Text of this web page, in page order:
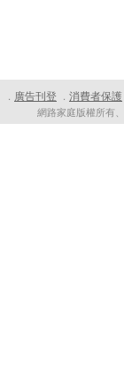
． 廣告刊登 ． 消費者保護
網路家庭版權所有